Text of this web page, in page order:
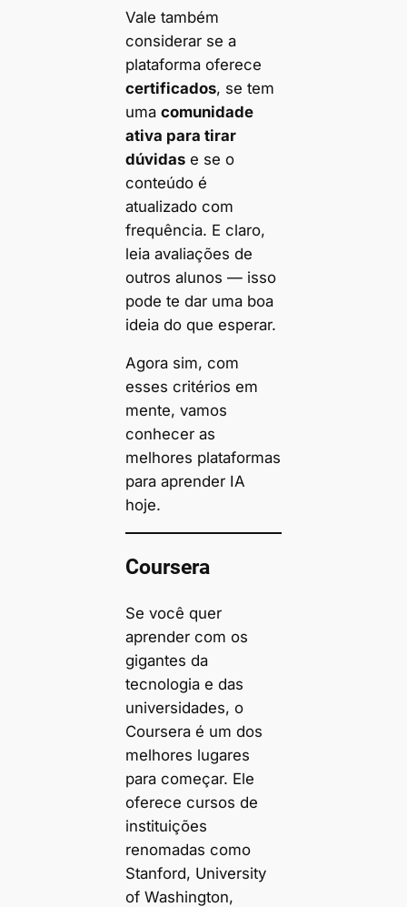
Vale também
considerar se a
plataforma oferece
certificados, se tem
uma comunidade
ativa para tirar
dúvidase se o
conteúdo é
atualizado com
frequência. E claro,
leia avaliações de
outros alunos — isso
pode te dar uma boa
ideia do que esperar.
Agora sim, com
esses critérios em
mente, vamos
conhecer as
melhores plataformas
para aprender IA
hoje.
Coursera
Se você quer
aprender com os
gigantes da
tecnologia e das
universidades, o
Coursera é um dos
melhores lugares
para começar. Ele
oferece cursos de
instituições
renomadas como
Stanford, University
of Washington,